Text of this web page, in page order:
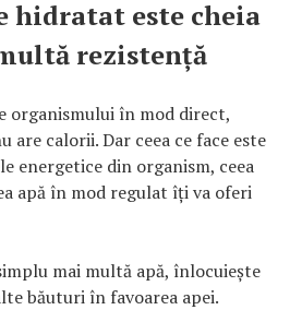
hidratat este cheia
rezistență
organismului în mod direct,
are calorii. Dar ceea ce face este
energetice din organism, ceea
apă în mod regulat îți va oferi
mai multă apă, înlocuiește
băuturi în favoarea apei.